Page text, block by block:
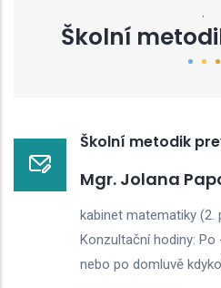
.
Školní
Školní metodik
Mgr. Jolana
kabinet matematiky (2.
Konzultační hodiny: Po
nebo po domluvě